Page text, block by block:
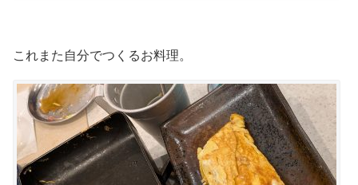
これまた自分でつくるお料理。